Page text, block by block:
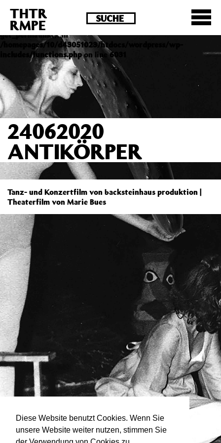
Diese Website benutzt Cookies. Wenn Sie
unsere Website weiter nutzen, stimmen Sie
Deprecated : Die Funktion post_permalink ist seit
Version 4.4.0 veraltet! Verwende stattdessen
get_permalink(). in
/homepages/10/d43051023/htdocs/wordpress/wp-
includes/functions.phpon line6031
THTR
RMPE
24062020
ANTIKÖRPER
Tanz- und Konzertfilm von backsteinhaus produktion |
Theaterfilm von Marie Bues